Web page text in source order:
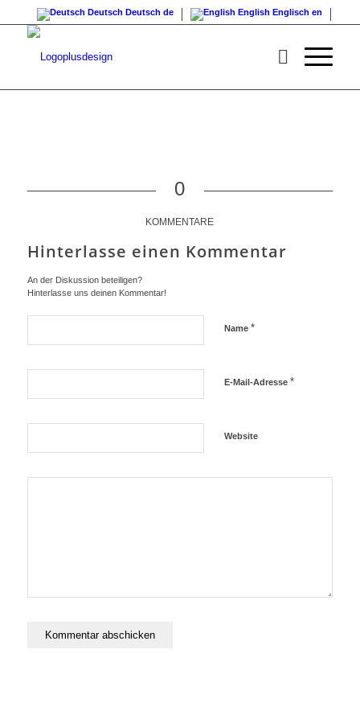
Deutsch Deutsch de English Englisch en
0
KOMMENTARE
Hinterlasse einen Kommentar
An der Diskussion beteiligen?
Hinterlasse uns deinen Kommentar!
Name *
E-Mail-Adresse *
Website